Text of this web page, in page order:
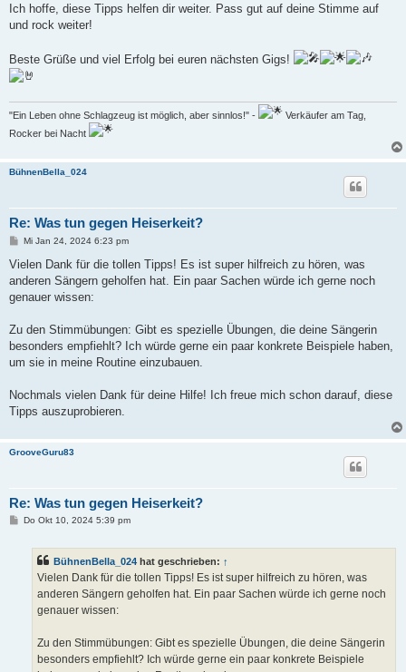
Ich hoffe, diese Tipps helfen dir weiter. Pass gut auf deine Stimme auf
und rock weiter!
Beste Grüße und viel Erfolg bei euren nächsten Gigs!
"Ein Leben ohne Schlagzeug ist möglich, aber sinnlos!" -
Verkäufer am Tag,
Rocker bei Nacht
BühnenBella_024
Re: Was tun gegen Heiserkeit?
B
i
r
a
Mi Jan 24, 2024 6:23 pm
Vielen Dank für die tollen Tipps! Es ist super hilfreich zu hören, was
anderen Sängern geholfen hat. Ein paar Sachen würde ich gerne noch
genauer wissen:
Zu den Stimmübungen: Gibt es spezielle Übungen, die deine Sängerin
besonders empfiehlt? Ich würde gerne ein paar konkrete Beispiele haben,
um sie in meine Routine einzubauen.
Nochmals vielen Dank für deine Hilfe! Ich freue mich schon darauf, diese
Tipps auszuprobieren.
GrooveGuru83
Re: Was tun gegen Heiserkeit?
BDo Okt 10, 2024 5:39 pm
BühnenBella_024 hat geschrieben: ↑
Vielen Dank für die tollen Tipps! Es ist super hilfreich zu hören, was
anderen Sängern geholfen hat. Ein paar Sachen würde ich gerne noch
genauer wissen:
Zu den Stimmübungen: Gibt es spezielle Übungen, die deine Sängerin
besonders empfiehlt? Ich würde gerne ein paar konkrete Beispiele